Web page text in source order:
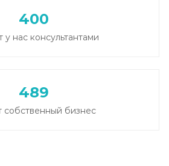
400
у нас консультантами
489
бизнес